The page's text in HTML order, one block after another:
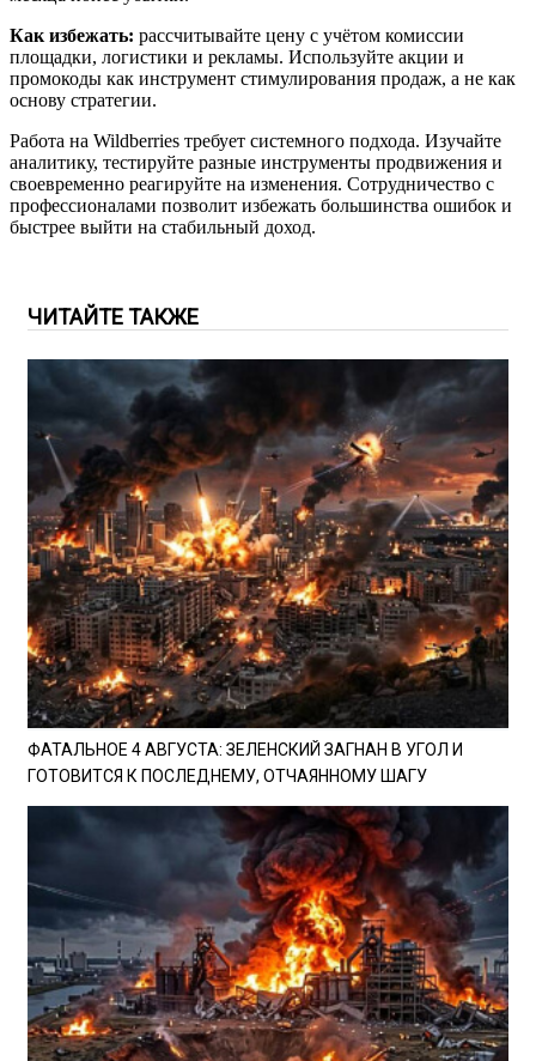
Как избежать: рассчитывайте цену с учётом комиссии
площадки, логистики и рекламы. Используйте акции и
промокоды как инструмент стимулирования продаж, а не как
основу стратегии.
Работа на Wildberries требует системного подхода. Изучайте
аналитику, тестируйте разные инструменты продвижения и
своевременно реагируйте на изменения. Сотрудничество с
профессионалами позволит избежать большинства ошибок и
быстрее выйти на стабильный доход.
ЧИТАЙТЕ ТАКЖЕ
ФАТАЛЬНОЕ 4 АВГУСТА: ЗЕЛЕНСКИЙ ЗАГНАН В УГОЛ И
ГОТОВИТСЯ К ПОСЛЕДНЕМУ, ОТЧАЯННОМУ ШАГУ